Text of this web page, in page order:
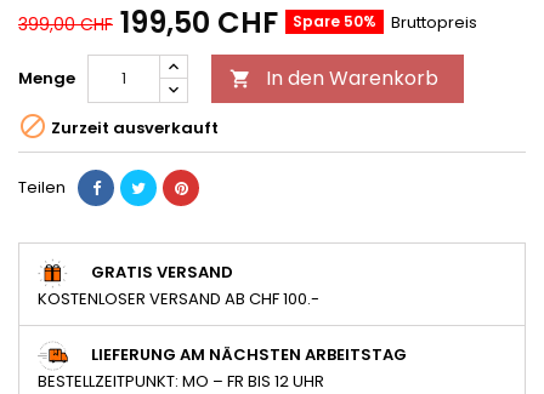
399,00 CHF 199,50 CHF Spare 50% Bruttopreis
Menge  In den Warenkorb
 Zurzeit ausverkauft
Teilen
GRATIS VERSAND
KOSTENLOSER VERSAND AB CHF 100.-
LIEFERUNG AM NÄCHSTEN ARBEITSTAG
BESTELLZEITPUNKT: MO – FR BIS 12 UHR